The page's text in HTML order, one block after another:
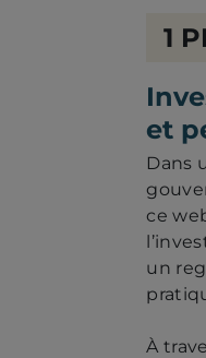
de1
et
Dans
ce
un
À